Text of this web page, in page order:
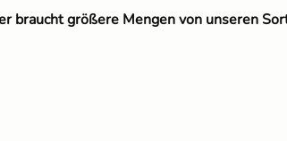
braucht größere Mengen von unseren